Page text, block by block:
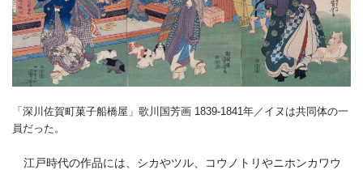
「深川佐賀町菓子船橋屋」歌川国芳画 1839-1841年／イヌは共同体の一
員だった。
江戸時代の作品には、シカやツル、コウノトリやニホンカワウ